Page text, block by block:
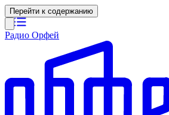
Перейти к содержанию
Радио Орфей